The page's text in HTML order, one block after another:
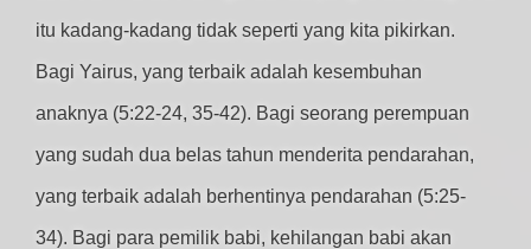
itu kadang-kadang tidak seperti yang kita pikirkan.
Bagi Yairus, yang terbaik adalah kesembuhan
anaknya (5:22-24, 35-42). Bagi seorang perempuan
yang sudah dua belas tahun menderita pendarahan,
yang terbaik adalah berhentinya pendarahan (5:25-
34). Bagi para pemilik babi, kehilangan babi akan